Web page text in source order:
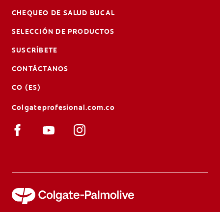
CHEQUEO DE SALUD BUCAL
SELECCIÓN DE PRODUCTOS
SUSCRÍBETE
CONTÁCTANOS
CO (ES)
Colgateprofesional.com.co